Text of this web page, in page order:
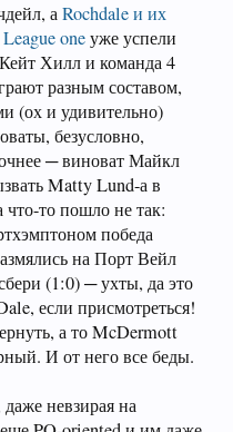
аRochdale и их
oneуже успели
Хилл и команда 4
разным составом,
(ох и удивительно)
безусловно,
─ виноват Майкл
Matty Lund-а в
то пошло не так:
победа
на Порт Вейл
(1:0) ─ ухты, да это
если присмотреться!
а то McDermott
И от него все беды.
даже невзирая на